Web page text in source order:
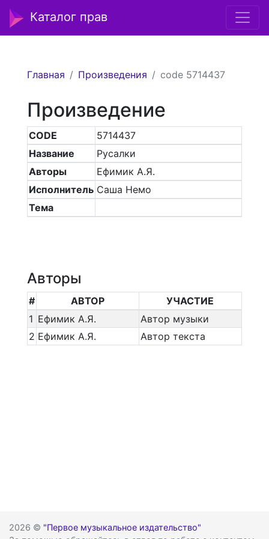
Каталог прав
Главная Произведения code 5714437
Произведение
CODE
5714437
Название
Русалки
Авторы
Ефимик А.Я.
Исполнитель Саша Немо
Тема
Авторы
# АВТОР
УЧАСТИЕ
1 Ефимик А.Я.
Автор музыки
2 Ефимик А.Я. Автор текста
2026 © "Первое музыкальное издательство"